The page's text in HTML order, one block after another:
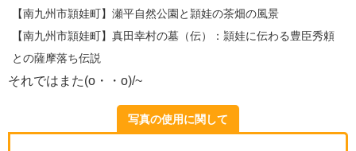
【南九州市頴娃町】瀬平自然公園と頴娃の茶畑の風景
【南九州市頴娃町】真田幸村の墓（伝）：頴娃に伝わる豊臣秀頼
との薩摩落ち伝説
それではまた(o・・o)/~
写真の使用に関して